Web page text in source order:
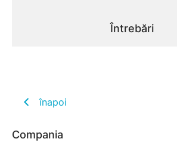
Întrebări
înapoi
Compania